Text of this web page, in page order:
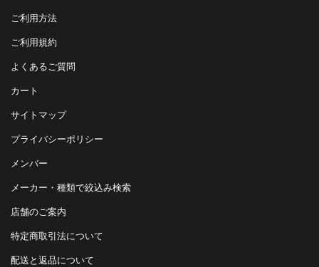
ご利用方法
ご利用規約
よくあるご質問
カート
サイトマップ
プライバシーポリシー
メンバー
メーカー・種類で絞込み検索
店舗のご案内
特定商取引法について
配送と返品について